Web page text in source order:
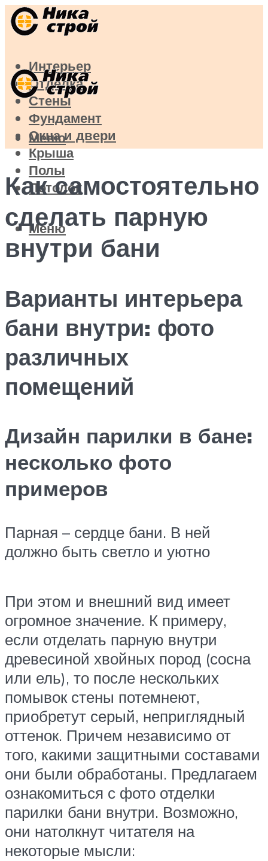
Интерьер
Отделка
Стены
Фундамент
Окна и двери
Крыша
Полы
Потолок
Меню
Меню
Как самостоятельно
сделать парную
внутри бани
Варианты интерьера
бани внутри: фото
различных
помещений
Дизайн парилки в бане:
несколько фото
примеров
Парная – сердце бани. В ней
должно быть светло и уютно
При этом и внешний вид имеет
огромное значение. К примеру,
если отделать парную внутри
древесиной хвойных пород (сосна
или ель), то после нескольких
помывок стены потемнеют,
приобретут серый, неприглядный
оттенок. Причем независимо от
того, какими защитными составами
они были обработаны. Предлагаем
ознакомиться с фото отделки
парилки бани внутри. Возможно,
они натолкнут читателя на
некоторые мысли: